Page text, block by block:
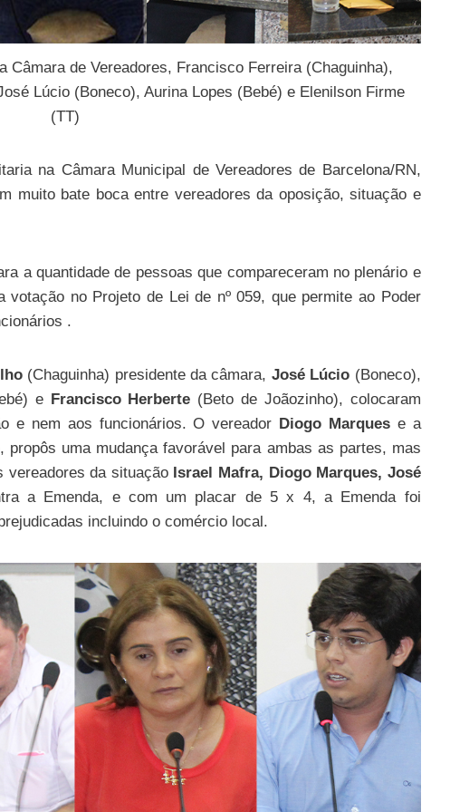
Câmara de Vereadores, Francisco Ferreira (Chaguinha),
Lúcio (Boneco), Aurina Lopes (Bebé) e Elenilson Firme
(TT)
na Câmara Municipal de Vereadores de Barcelona/RN,
muito bate boca entre vereadores da oposição, situação e
a quantidade de pessoas que compareceram no plenário e
votação no Projeto de Lei de nº 059, que permite ao Poder
.
(Chaguinha) presidente da câmara, José Lúcio (Boneco),
e Francisco Herberte (Beto de Joãozinho), colocaram
e nem aos funcionários. O vereador Diogo Marquese a
uma mudança favorável para ambas as partes, mas
vereadores da situação Israel Mafra, Diogo Marques, José
a Emenda, e com um placar de 5 x 4, a Emenda foi
incluindo o comércio local.